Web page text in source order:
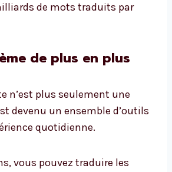
de mots traduits par
de plus en plus
n’est plus seulement une
devenu un ensemble d’outils
quotidienne.
vous pouvez traduire les